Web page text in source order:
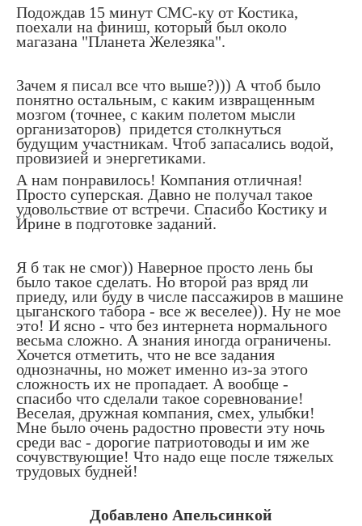
Подождав 15 минут СМС-ку от Костика,
поехали на финиш, который был около
магазана "Планета Железяка".
Зачем я писал все что выше?))) А чтоб было
понятно остальным, с каким извращенным
мозгом (точнее, с каким полетом мысли
организаторов) придется столкнуться
будущим участникам. Чтоб запасались водой,
провизией и энергетиками.
А нам понравилось! Компания отличная!
Просто суперская. Давно не получал такое
удовольствие от встречи. Спасибо Костику и
Ирине в подготовке заданий.
Я б так не смог)) Наверное просто лень бы
было такое сделать. Но второй раз вряд ли
приеду, или буду в числе пассажиров в машине
цыганского табора - все ж веселее)). Ну не мое
это! И ясно - что без интернета нормального
весьма сложно. А знания иногда ограничены.
Хочется отметить, что не все задания
однозначны, но может именно из-за этого
сложность их не пропадает. А вообще -
спасибо что сделали такое соревнование!
Веселая, дружная компания, смех, улыбки!
Мне было очень радостно провести эту ночь
среди вас - дорогие патриотоводы и им же
сочувствующие! Что надо еще после тяжелых
трудовых будней!
Добавлено Апельсинкой